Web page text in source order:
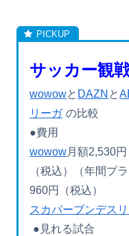
サッカー観
wowowと DAZN と
リーガ の比較
●費用
wowow月額2,530
（税込）（年間プ
960円（税込）
スカパーブンデス
●見れる試合